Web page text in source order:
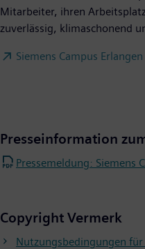
Mitarbeiter, ihren
zuverlässig, klimaschonend
Siemens Campus Erlangen
Presseinformation
Pressemeldung: Siemens
Copyright Vermerk
Nutzungsbedingungen für